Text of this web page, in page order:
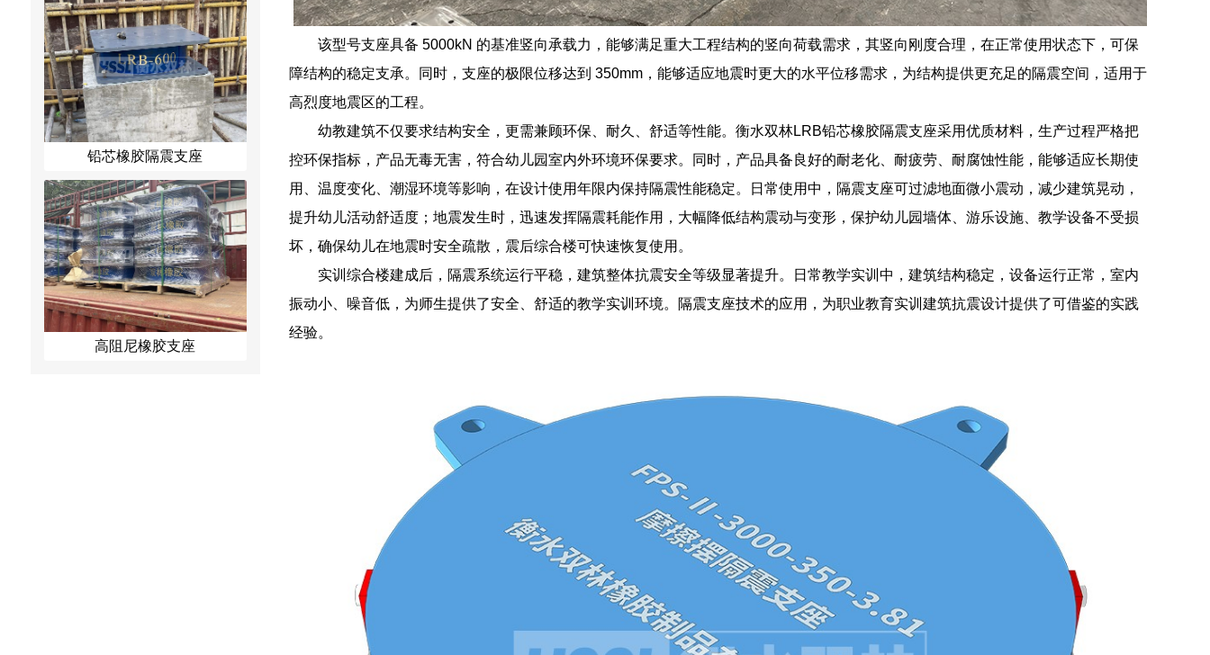
铅芯橡胶隔震支座
高阻尼橡胶支座
该型号支座具备 5000kN 的基准竖向承载力，能够满足重大工程结构的竖向荷载需求，其竖向刚度合理，在正常使用状态下，可保
障结构的稳定支承。同时，支座的极限位移达到 350mm，能够适应地震时更大的水平位移需求，为结构提供更充足的隔震空间，适用于
高烈度地震区的工程。
幼教建筑不仅要求结构安全，更需兼顾环保、耐久、舒适等性能。衡水双林LRB铅芯橡胶隔震支座采用优质材料，生产过程严格把
控环保指标，产品无毒无害，符合幼儿园室内外环境环保要求。同时，产品具备良好的耐老化、耐疲劳、耐腐蚀性能，能够适应长期使
用、温度变化、潮湿环境等影响，在设计使用年限内保持隔震性能稳定。日常使用中，隔震支座可过滤地面微小震动，减少建筑晃动，
提升幼儿活动舒适度；地震发生时，迅速发挥隔震耗能作用，大幅降低结构震动与变形，保护幼儿园墙体、游乐设施、教学设备不受损
坏，确保幼儿在地震时安全疏散，震后综合楼可快速恢复使用。
实训综合楼建成后，隔震系统运行平稳，建筑整体抗震安全等级显著提升。日常教学实训中，建筑结构稳定，设备运行正常，室内
振动小、噪音低，为师生提供了安全、舒适的教学实训环境。隔震支座技术的应用，为职业教育实训建筑抗震设计提供了可借鉴的实践
经验。